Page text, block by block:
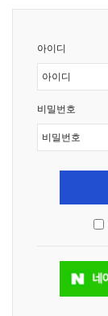
아이디
비밀번호